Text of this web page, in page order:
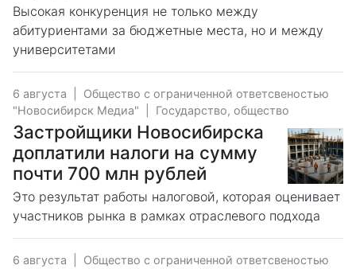
Высокая конкуренция не только между
абитуриентами за бюджетные места, но и между
университетами
6 августа
Общество с ограниченной ответсвеностью
"Новосибирск Медиа"
Государство, общество
Застройщики Новосибирска
доплатили налоги на сумму
почти 700 млн рублей
Это результат работы налоговой, которая оценивает
участников рынка в рамках отраслевого подхода
6 августа
Общество с ограниченной ответсвеностью